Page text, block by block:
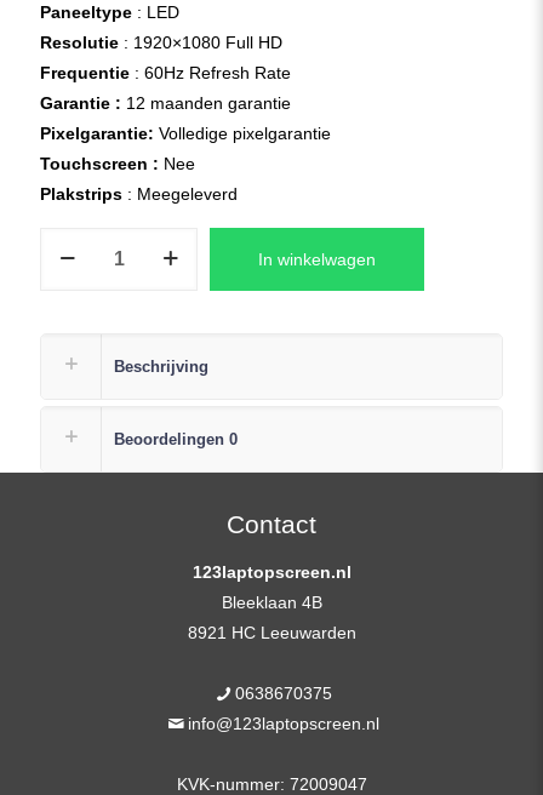
Paneeltype : LED
Resolutie : 1920×1080 Full HD
Frequentie : 60Hz Refresh Rate
Garantie : 12 maanden garantie
Pixelgarantie: Volledige pixelgarantie
Touchscreen : Nee
Plakstrips : Meegeleverd
B1500CEAE-
LCD
In winkelwagen
Beschrijving
Beoordelingen 0
Contact
123laptopscreen.nl
Bleeklaan 4B
8921 HC Leeuwarden
0638670375
info@123laptopscreen.nl
KVK-nummer: 72009047